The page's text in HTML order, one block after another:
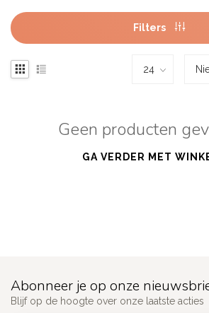
Filters
Geen producten
GA VERDER MET
Abonneer je op onze
Blijf op de hoogte over onze laatste acties